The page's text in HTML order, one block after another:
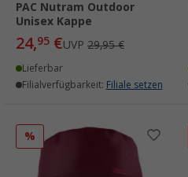
PAC Nutram Outdoor
Unisex Kappe
24,95 €UVP 29,95 €
Lieferbar
Filialverfügbarkeit: Filiale setzen
%